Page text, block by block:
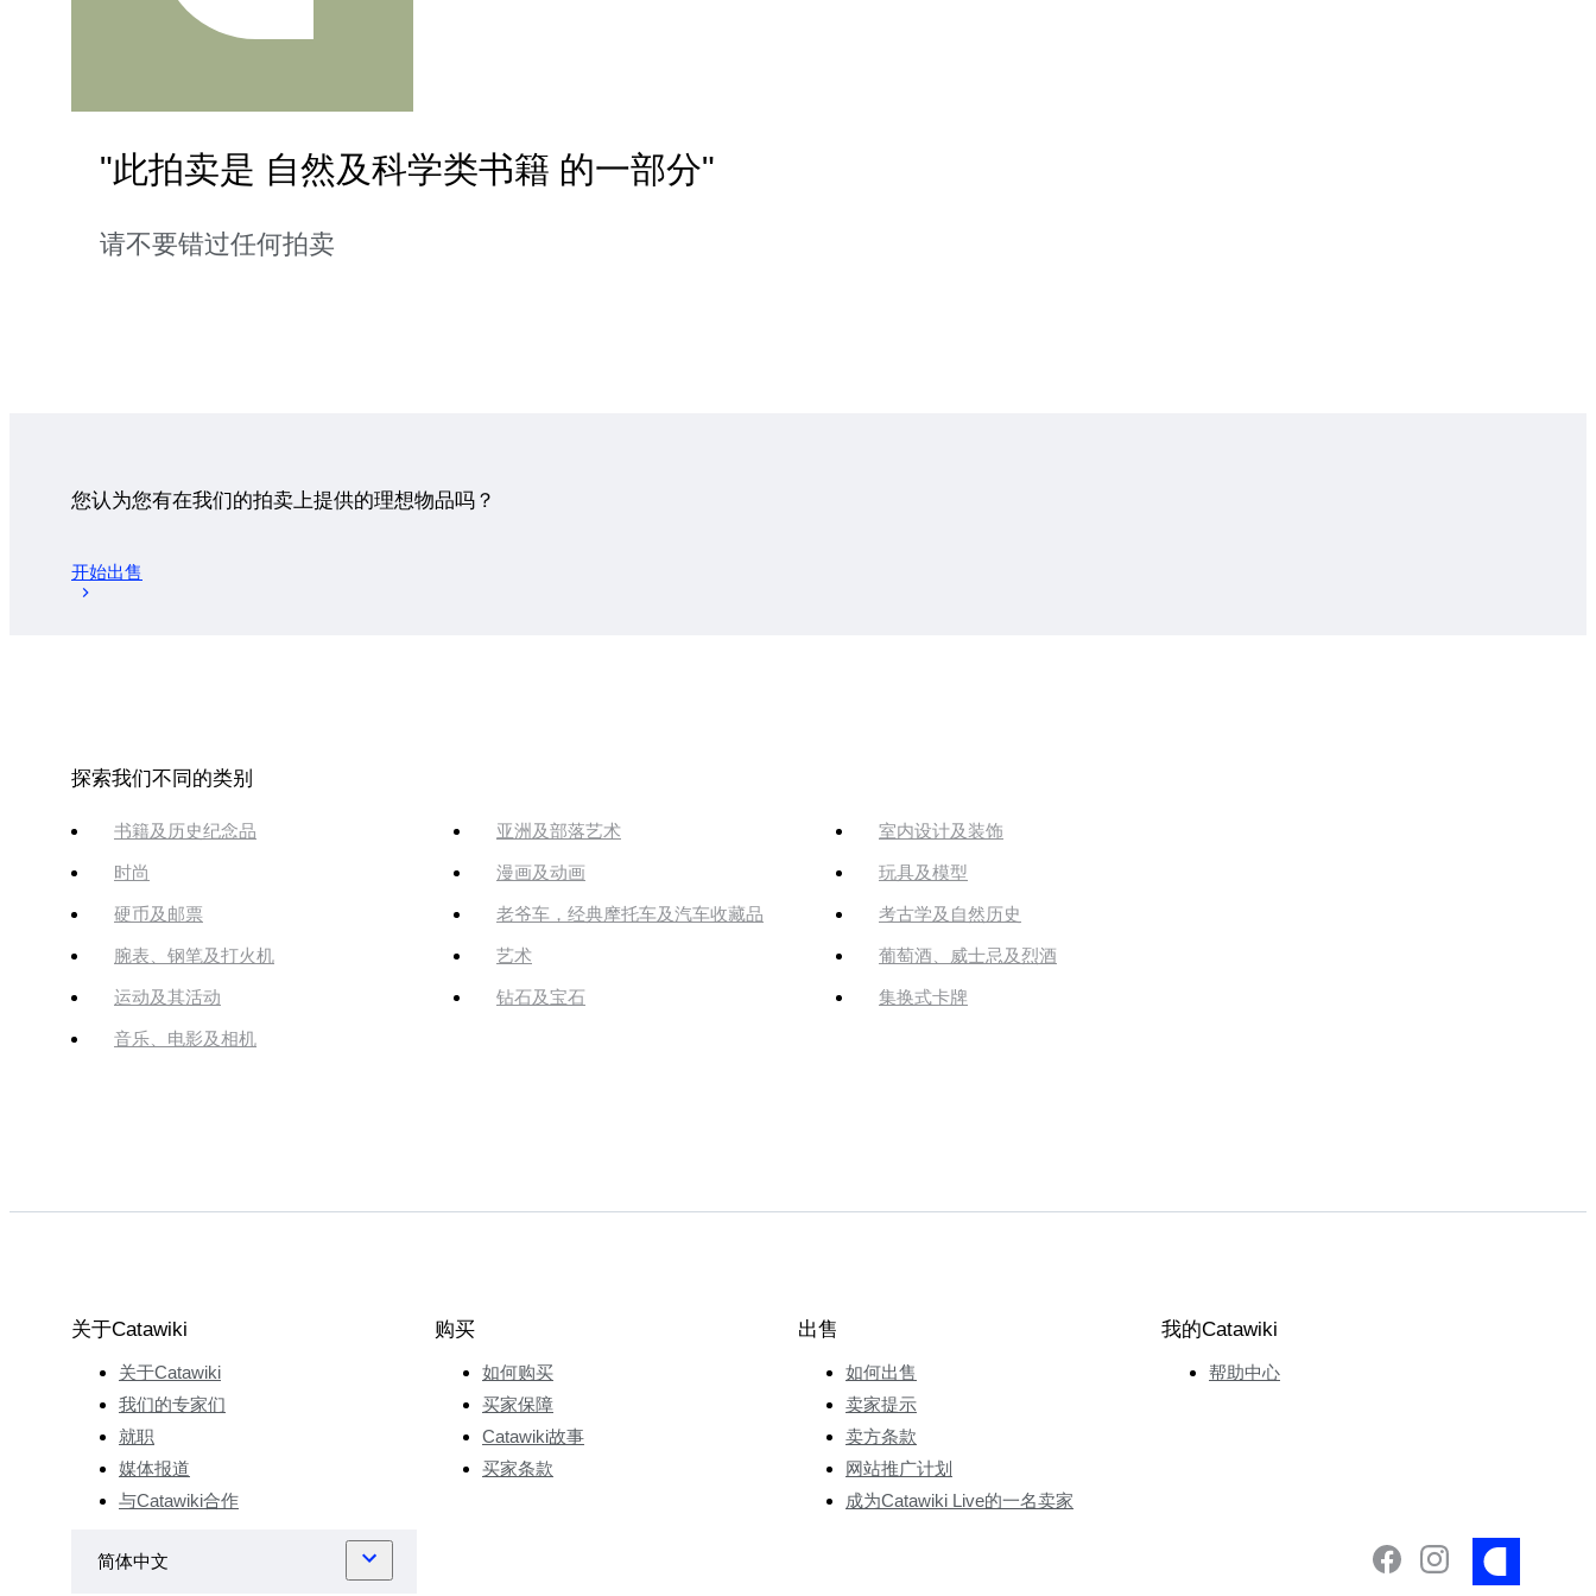
"此拍卖是 自然及科学类书籍 的一部分"
请不要错过任何拍卖
您认为您有在我们的拍卖上提供的理想物品吗？
开始出售
探索我们不同的类别
书籍及历史纪念品 亚洲及部落艺术 室内设计及装饰
时尚 漫画及动画 玩具及模型
硬币及邮票 老爷车，经典摩托车及汽车收藏品 考古学及自然历史
腕表、钢笔及打火机 艺术 葡萄酒、威士忌及烈酒
运动及其活动 钻石及宝石 集换式卡牌
音乐、电影及相机
关于Catawiki
关于Catawiki
我们的专家们
就职
媒体报道
与Catawiki合作
购买
如何购买
买家保障
Catawiki故事
买家条款
出售
如何出售
卖家提示
卖方条款
网站推广计划
成为Catawiki Live的一名卖家
我的Catawiki
帮助中心